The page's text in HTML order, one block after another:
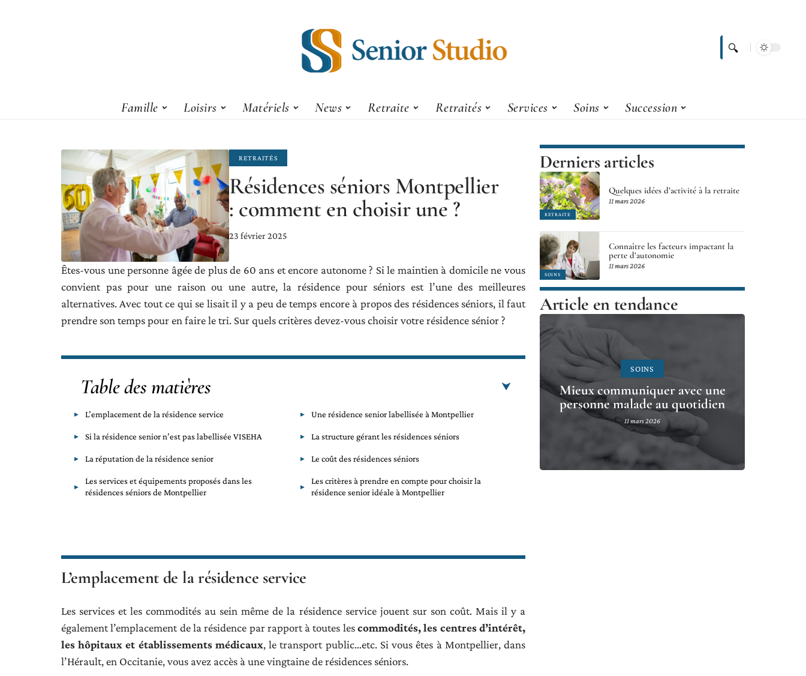
Famille Loisirs Matériels News Retraite Retraités Services Soins Succession
RETRAITÉS
Résidences séniors Montpellier
: comment en choisir une ?
23 février 2025
Êtes-vous une personne âgée de plus de 60 ans et encore autonome ? Si le maintien à domicile ne vous
convient pas pour une raison ou une autre, la résidence pour séniors est l’une des meilleures
alternatives. Avec tout ce qui se lisait il y a peu de temps encore à propos des résidences séniors, il faut
prendre son temps pour en faire le tri. Sur quels critères devez-vous choisir votre résidence sénior ?
Table des matières
L’emplacement de la résidence service Une résidence senior labellisée à Montpellier
Si la résidence senior n’est pas labellisée VISEHA La structure gérant les résidences séniors
La réputation de la résidence senior Le coût des résidences séniors
Les services et équipements proposés dans les
résidences séniors de Montpellier
Les critères à prendre en compte pour choisir la
résidence senior idéale à Montpellier
L’emplacement de la résidence service
Les services et les commodités au sein même de la résidence service jouent sur son coût. Mais il y a
également l’emplacement de la résidence par rapport à toutes lescommodités, les centres d’intérêt,
les hôpitaux et établissements médicaux, le transport public…etc. Si vous êtes à Montpellier, dans
l’Hérault, en Occitanie, vous avez accès à une vingtaine de résidences séniors.
Derniers articles
RETRAITE
Quelques idées d’activité à la retraite
11 mars 2026
SOINS
Connaître les facteurs impactant la
perte d’autonomie
11 mars 2026
Article en tendance
SOINS
Mieux communiquer avec une
personne malade au quotidien
11 mars 2026